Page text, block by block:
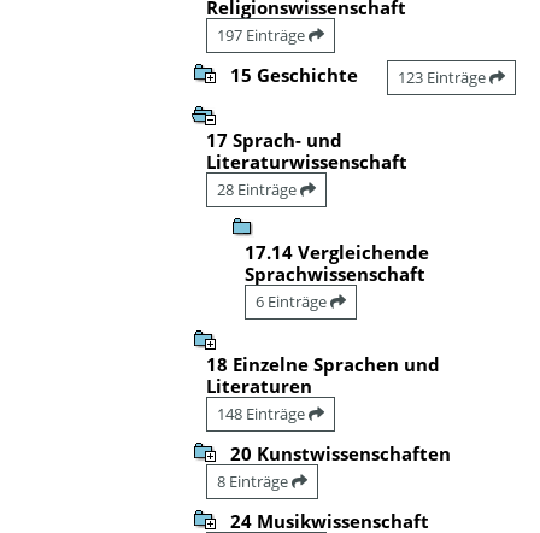
Religionswissenschaft
197 Einträge
15 Geschichte 123 Einträge
17 Sprach- und
Literaturwissenschaft
28 Einträge
17.14 Vergleichende
Sprachwissenschaft
6 Einträge
18 Einzelne Sprachen und
Literaturen
148 Einträge
20 Kunstwissenschaften
8 Einträge
24 Musikwissenschaft